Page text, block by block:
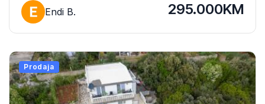
Endi B. 295.000KM
Prodaja